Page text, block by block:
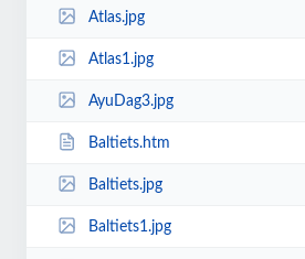
Atlas.jpg
Atlas1.jpg
AyuDag3.jpg
Baltiets.htm
Baltiets.jpg
Baltiets1.jpg